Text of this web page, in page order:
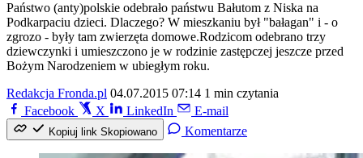
Państwo (anty)polskie odebrało państwu Bałutom z Niska na
Podkarpaciu dzieci. Dlaczego? W mieszkaniu był "bałagan" i - o
zgrozo - były tam zwierzęta domowe.Rodzicom odebrano trzy
dziewczynki i umieszczono je w rodzinie zastępczej jeszcze przed
Bożym Narodzeniem w ubiegłym roku.
Redakcja Fronda.pl 04.07.2015 07:14 1 min czytania
Facebook
X LinkedIn E-mail
Kopiuj link Skopiowano Komentarze